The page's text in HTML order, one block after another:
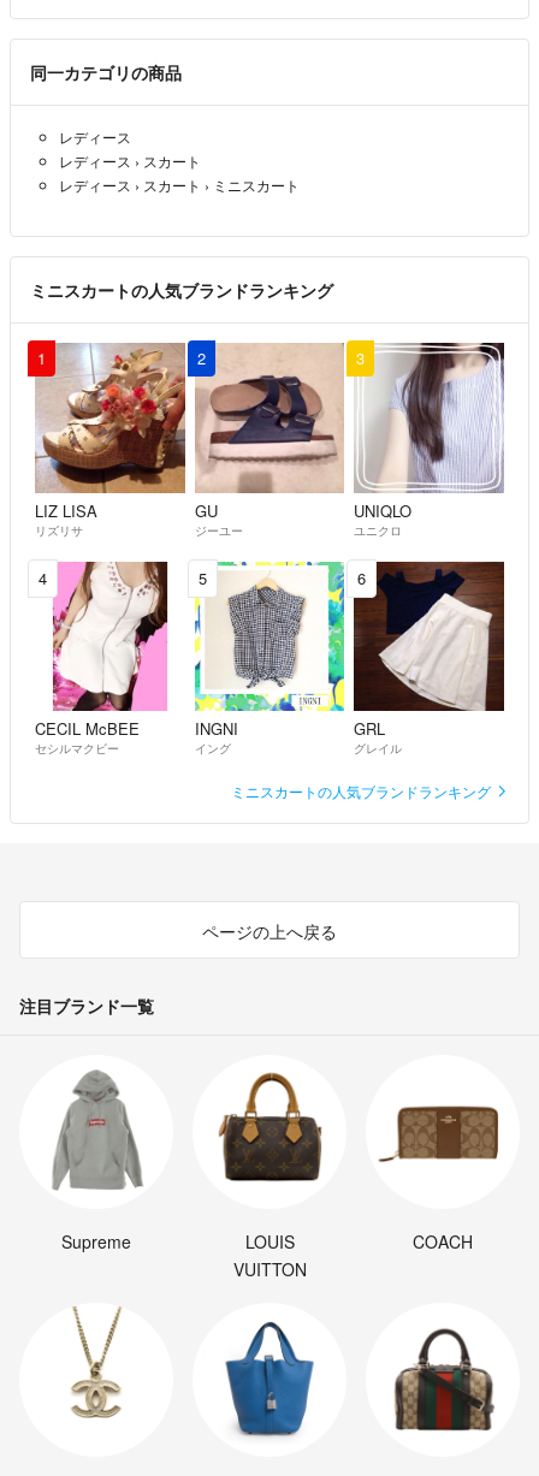
同一カテゴリの商品
レディース
レディース › スカート
レディース › スカート › ミニスカート
ミニスカートの人気ブランドランキング
1
LIZ LISA
リズリサ
2
GU
ジーユー
3
UNIQLO
ユニクロ
4
CECIL McBEE
セシルマクビー
5
INGNI
イング
6
GRL
グレイル
ミニスカートの人気ブランドランキング
ページの上へ戻る
注目ブランド一覧
Supreme
LOUIS
VUITTON
COACH